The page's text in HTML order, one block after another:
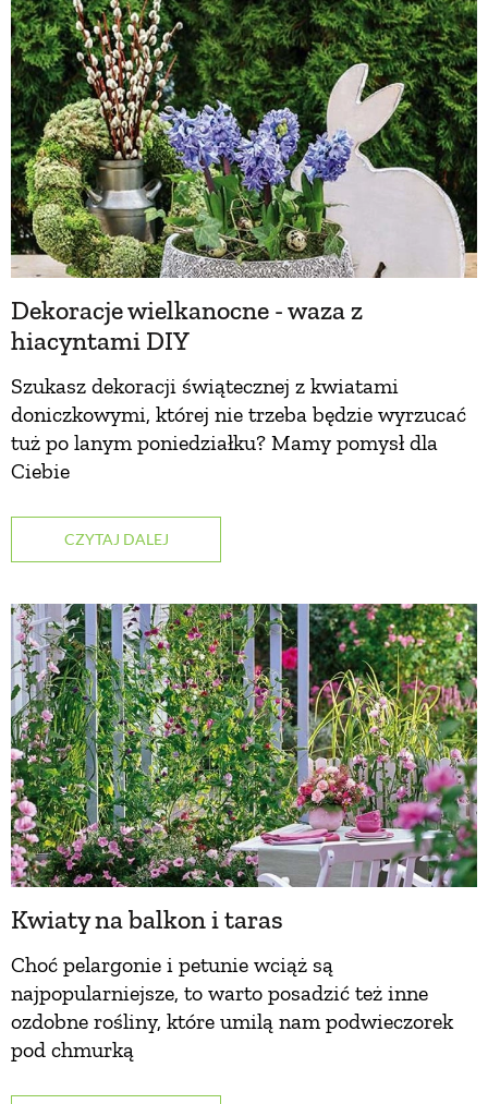
Dekoracje wielkanocne - waza z
hiacyntami DIY
Szukasz dekoracji świątecznej z kwiatami
doniczkowymi, której nie trzeba będzie wyrzucać
tuż po lanym poniedziałku? Mamy pomysł dla
Ciebie
CZYTAJ DALEJ
Kwiaty na balkon i taras
Choć pelargonie i petunie wciąż są
najpopularniejsze, to warto posadzić też inne
ozdobne rośliny, które umilą nam podwieczorek
pod chmurką